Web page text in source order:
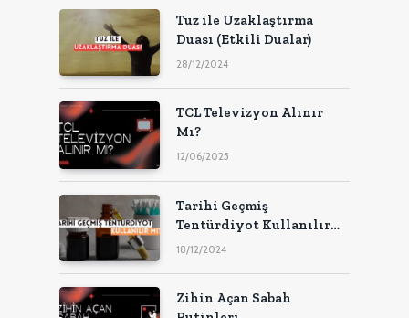
Tuz ile Uzaklaştırma
Duası (Etkili Dualar)
28/12/2024
TCL Televizyon Alınır
Mı?
12/06/2025
Tarihi Geçmiş
Tentürdiyot Kullanılır
Mı?
18/12/2024
Zihin Açan Sabah